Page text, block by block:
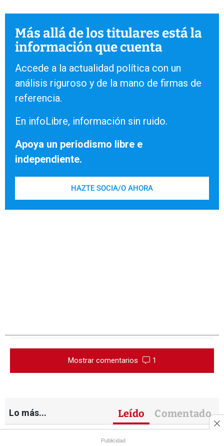
Más allá de los titulares está la
información que cuenta
Accede a la actualidad política con un
análisis riguroso y de la mano de firmas de
referencia.
En infoLibre, información sin ruido.
Apoya un periodismo libre e
independiente.
HAZTE SOCIA/O AHORA
Mostrar comentarios 1
Lo más... Leído Comentado
Publicidad